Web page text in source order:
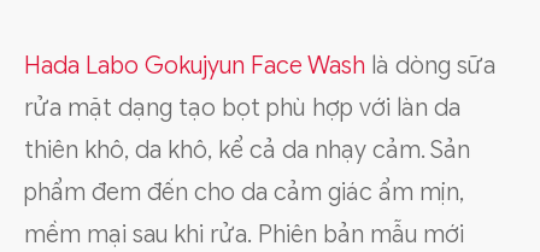
Hada Labo Gokujyun Face Wash là dòng sữa
rửa mặt dạng tạo bọt phù hợp với làn da
thiên khô, da khô, kể cả da nhạy cảm. Sản
phẩm đem đến cho da cảm giác ẩm mịn,
mềm mại sau khi rửa. Phiên bản mẫu mới